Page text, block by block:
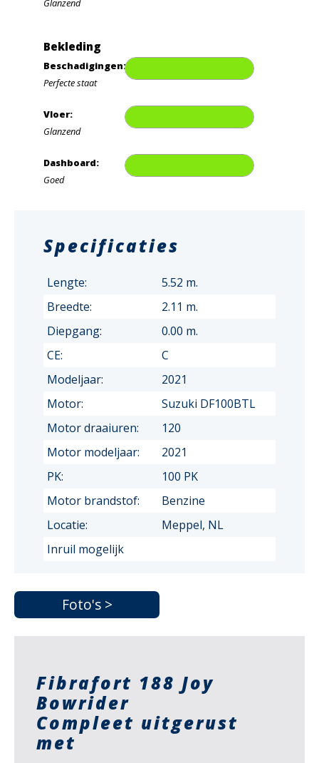
Glanzend
Bekleding
Beschadigingen:
Perfecte staat
Vloer:
Glanzend
Dashboard:
Goed
Specificaties
Lengte:
5.52 m.
Breedte:
2.11 m.
Diepgang:
0.00 m.
CE:
C
Modeljaar:
2021
Motor:
Suzuki DF100BTL
Motor draaiuren:
120
Motor modeljaar:
2021
PK:
100 PK
Motor brandstof:
Benzine
Locatie:
Meppel, NL
Inruil mogelijk
Foto's >
Fibrafort 188 Joy
Bowrider
Compleet uitgerust
met